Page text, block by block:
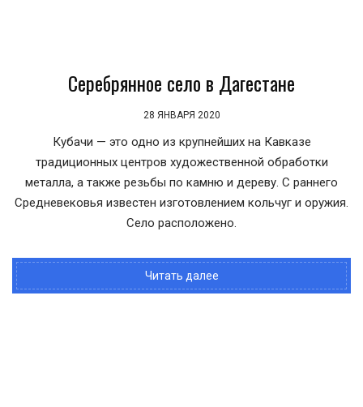
Серебрянное село в Дагестане
28 ЯНВАРЯ 2020
Кубачи — это одно из крупнейших на Кавказе
традиционных центров художественной обработки
металла, а также резьбы по камню и дереву. С раннего
Средневековья известен изготовлением кольчуг и оружия.
Село расположено.
Читать далее